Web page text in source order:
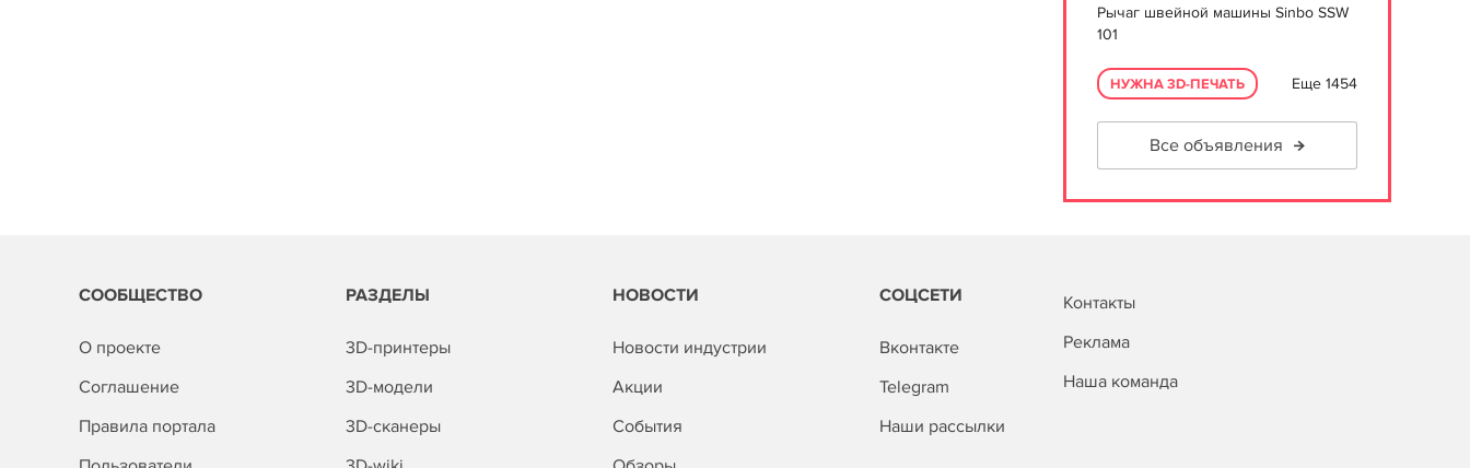
Рычаг швейной машины Sinbo SSW
101
НУЖНА 3D-ПЕЧАТЬ Еще 1454
Все объявления
СООБЩЕСТВО
О проекте
Соглашение
Правила портала
РАЗДЕЛЫ
3D-принтеры
3D-модели
3D-сканеры
НОВОСТИ
Новости индустрии
Акции
События
СОЦСЕТИ
Вконтакте
Telegram
Наши рассылки
Контакты
Реклама
Наша команда